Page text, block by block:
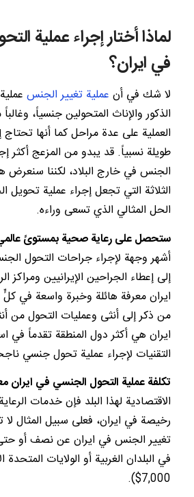
لماذا أختار إجراء عملية
في ايران؟
لا شك في أن عملية تغيير الجنس
الذكور والإناث المتحولين جنسياً،
العملية على عدة مراحل كما أنها تحتاج
طويلة نسبياً. قد يبدو من المزعج أكثر
الجنس في خارج البلاد، لكننا سنعرض
الثلاثة التي تجعل إجراء عملية
الحل المثالي الذي تسعى وراءه.
ستحصل على رعاية صحية بمستوىً
أشهر وجهة لإجراء جراحات التحول
إلى إعطاء الجراحين الإيرانيين ومراكز
ايران معرفة هائلة وخبرة واسعة في
من ذكر إلى أنثى وعمليات التحول من
ايران هي أكثر دول المنطقة تقدماً في
التقنيات لإجراء عملية تحول جنسي
تكلفة عملية التحول الجنسي في ايران
الاقتصادية لهذا البلد فإن خدمات
رخيصة في ايران، فعلى سبيل المثال لا
تغيير الجنس في ايران عن نصف أو
في البلدان الغربية أو الولايات المتحدة
7,000$).